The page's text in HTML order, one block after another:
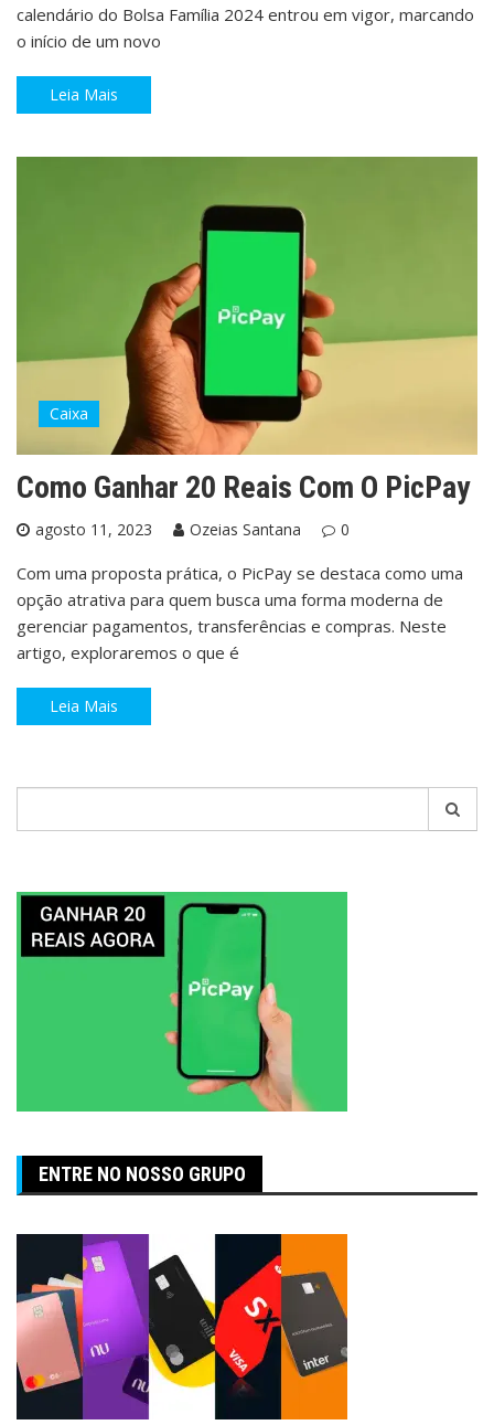
calendário do Bolsa Família 2024 entrou em vigor, marcando
o início de um novo
Leia Mais
Caixa
Como Ganhar 20 Reais Com O PicPay
agosto 11, 2023 Ozeias Santana 0
Com uma proposta prática, o PicPay se destaca como uma
opção atrativa para quem busca uma forma moderna de
gerenciar pagamentos, transferências e compras. Neste
artigo, exploraremos o que é
Leia Mais
por:
ENTRE NO NOSSO GRUPO